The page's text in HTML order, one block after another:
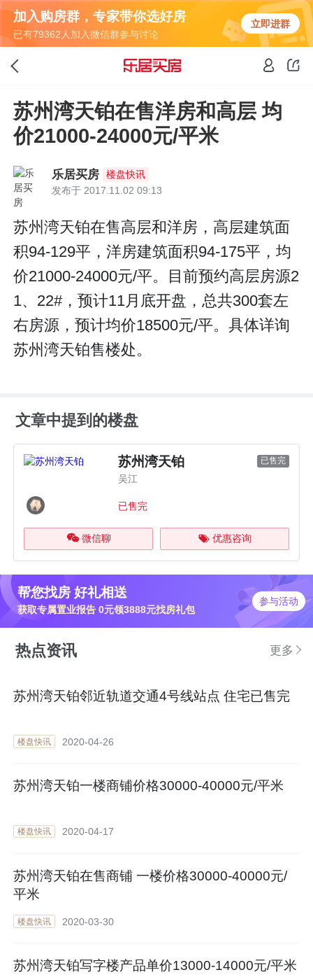
加入购房群，专家带你选好房
已有79362人加入微信群参与讨论
立即进群
苏州湾天铂在售洋房和高层 均
价21000-24000元/平米
乐居买房
楼盘快讯
发布于 2017.11.02 09:13
苏州湾天铂在售高层和洋房，高层建筑面
积94-129平，洋房建筑面积94-175平，均
价21000-24000元/平。目前预约高层房源2
1、22#，预计11月底开盘，总共300套左
右房源，预计均价18500元/平。具体详询
苏州湾天铂售楼处。
文章中提到的楼盘
苏州湾天铂 已售完
吴江
已售完
微信聊 优惠咨询
帮您找房 好礼相送
获取专属置业报告 0元领3888元找房礼包
参与活动
热点资讯 更多
苏州湾天铂邻近轨道交通4号线站点 住宅已售完
楼盘快讯 2020-04-26
苏州湾天铂一楼商铺价格30000-40000元/平米
楼盘快讯 2020-04-17
苏州湾天铂在售商铺 一楼价格30000-40000元/
平米
楼盘快讯 2020-03-30
苏州湾天铂写字楼产品单价13000-14000元/平米